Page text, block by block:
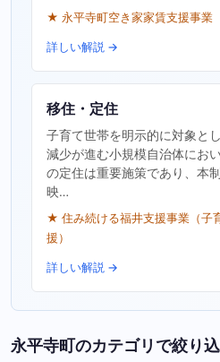
★ 永平寺町空き家家賃支援事業
詳しい解説 →
移住・定住
子育て世帯を明示的に対象と
減少が進む小規模自治体にお
の定住は重要施策であり、本
映…
★ 住み続ける福井支援事業（子
援）
詳しい解説 →
永平寺町のカテゴリで絞り